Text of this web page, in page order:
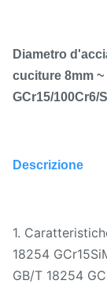
Diametro
cuciture 8mm
GCr15/100Cr6/
Descrizione
1.
18254
GB/T 18254